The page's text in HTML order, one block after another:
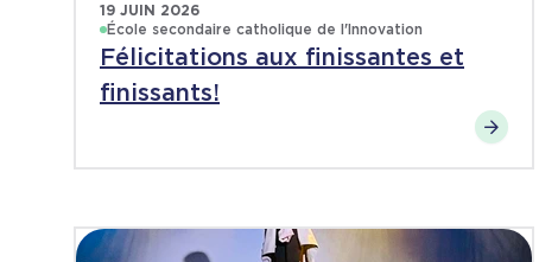
19 JUIN 2026
École secondaire catholique de l'Innovation
Félicitations aux finissantes et
finissants!